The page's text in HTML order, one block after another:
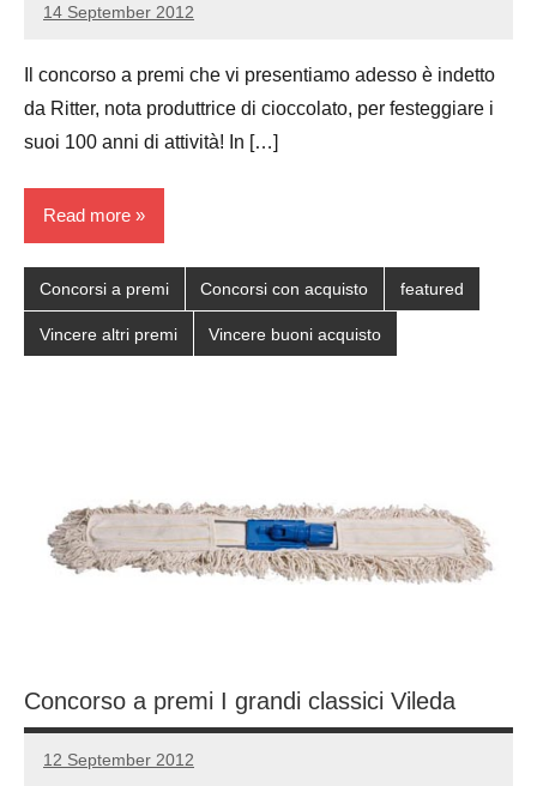
14 September 2012
Luca
No
Il concorso a premi che vi presentiamo adesso è indetto
da Ritter, nota produttrice di cioccolato, per festeggiare i
suoi 100 anni di attività! In […]
Read more
Concorsi a premi Concorsi con acquisto featured
Vincere altri premi Vincere buoni acquisto
Concorso a premi I grandi classici Vileda
12 September 2012
Luca
1